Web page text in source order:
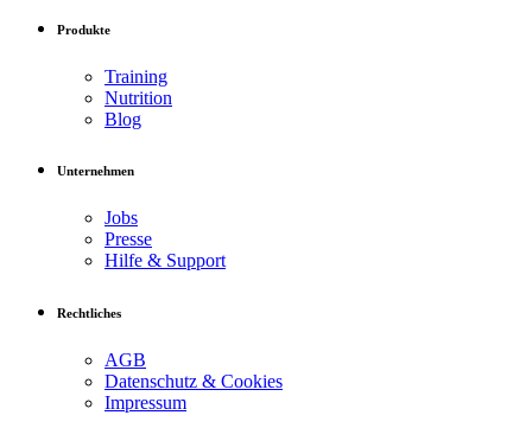
Produkte
Training
Nutrition
Blog
Unternehmen
Jobs
Presse
Hilfe & Support
Rechtliches
AGB
Datenschutz & Cookies
Impressum